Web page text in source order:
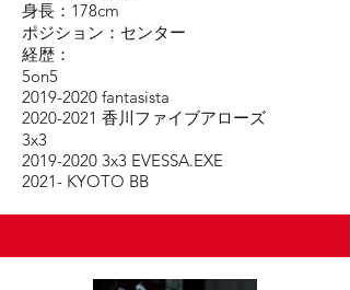
身長：178cm
ポジション：センター
​経歴：
5on5
2019-2020 fantasista
2020-2021 香川ファイブアローズ
3x3
2019-2020 3x3 EVESSA.EXE
2021- KYOTO BB